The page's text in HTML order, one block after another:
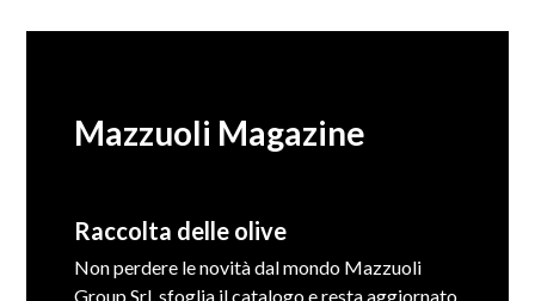
Mazzuoli Magazine
Raccolta delle olive
Non perdere le novità dal mondo Mazzuoli
Group Srl. sfoglia il catalogo e resta aggiornato